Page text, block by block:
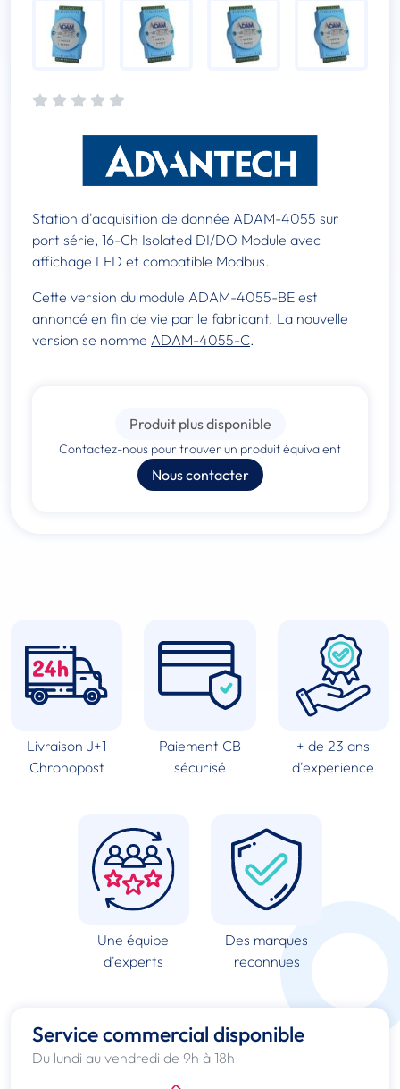
Station d'acquisition de donnée ADAM-4055 sur
port série, 16-Ch Isolated DI/DO Module avec
affichage LED et compatible Modbus.
Cette version du module ADAM-4055-BE est
annoncé en fin de vie par le fabricant. La nouvelle
version se nomme ADAM-4055-C.
Produit plus disponible
Contactez-nous pour trouver un produit équivalent
Nous contacter
Livraison J+1
Chronopost
Paiement CB
sécurisé
+ de 23 ans
d'experience
Une équipe
d'experts
Des marques
reconnues
Service commercial disponible
Du lundi au vendredi de 9h à 18h